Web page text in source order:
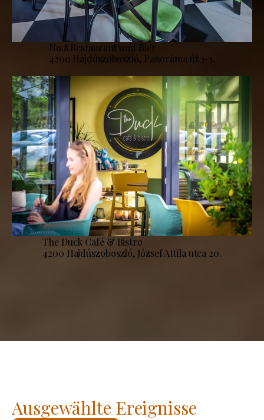
No.8 Restaurant und Bier
4200 Hajdúszoboszló, Panoráma út 1-3.
The Duck Café & Bistro
4200 Hajdúszoboszló, József Attila utca 20.
Ausgewählte Ereignisse